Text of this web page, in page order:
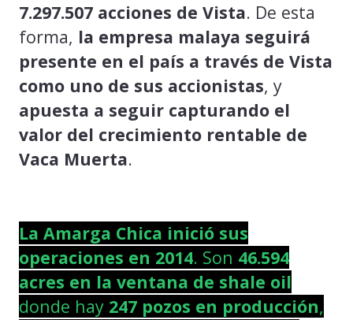
7.297.507 acciones de Vista. De esta
forma, la empresa malaya seguirá
presente en el país a través de Vista
como uno de sus accionistas, y
apuesta a seguir capturando el
valor del crecimiento rentable de
Vaca Muerta.
La Amarga Chica inició sus
operaciones en 2014. Son 46.594
acres en la ventana de shale oil
donde hay 247 pozos en producción,